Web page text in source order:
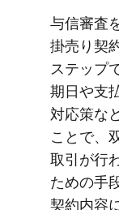
与信審査
掛売り契
ステップ
期日や​支
対応策な
ことで、​
取引が​行
ための​手
契約内容